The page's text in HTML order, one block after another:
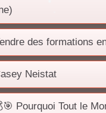
des formations
Neistat
Pourquoi Tout le